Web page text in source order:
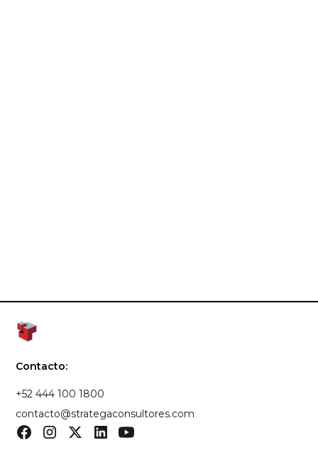
Contacto:
+52 444 100 1800
contacto@strategaconsultores.com